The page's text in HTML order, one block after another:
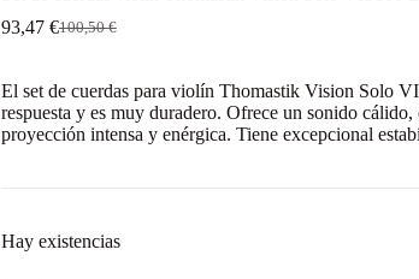
100,50€
El
original
era:
100,50 €.
93,47 €El
es:
93,47 €.
El set de cuerdas para violín Thomastik Vision Solo
respuesta y es muy duradero. Ofrece un sonido
proyección intensa y enérgica. Tiene excepcional
Hay existencias